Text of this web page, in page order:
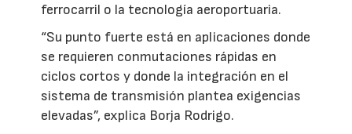
ferrocarril o la tecnología aeroportuaria.
“Su punto fuerte está en aplicaciones donde
se requieren conmutaciones rápidas en
ciclos cortos y donde la integración en el
sistema de transmisión plantea exigencias
elevadas”, explica Borja Rodrigo.